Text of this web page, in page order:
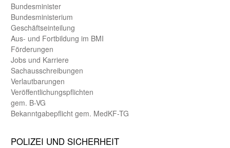
Bundes­minister
Bundes­ministerium
Geschäfts­einteilung
Aus- und Fortbildung im BMI
Förderungen
Jobs und Karriere
Sachaus­schreibungen
Verlautbarungen
Veröffentlichungspflichten
gem. B-VG
Bekanntgabepflicht gem. MedKF-TG
POLIZEI UND SICHER­HEIT